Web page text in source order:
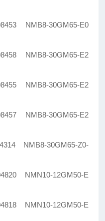
NMB8-30GM65-E0
NMB8-30GM65-E2
NMB8-30GM65-E2
NMB8-30GM65-E2
NMB8-30GM65-Z0-
NMN10-12GM50-E
NMN10-12GM50-E